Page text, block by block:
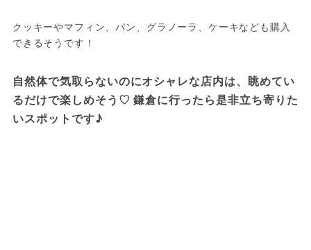
クッキーやマフィン、パン、グラノーラ、ケーキなども購入
できるそうです！
自然体で気取らないのにオシャレな店内は、眺めてい
るだけで楽しめそう♡ 鎌倉に行ったら是非立ち寄りた
いスポットです♪